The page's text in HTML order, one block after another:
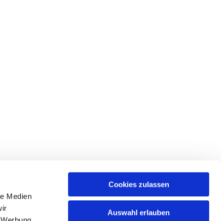
Medien
Cookies zulassen
Auswahl erlauben
& Downloads